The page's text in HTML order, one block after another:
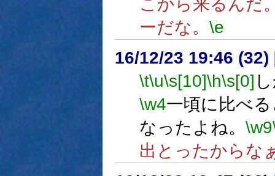
こから来るんだ
ーだな。 \e
16/12/23 19:46 (32)
\t\u\s[10]\h\s[0]
\w4一頃に比べ
なったよね。 \w9
出とったからな